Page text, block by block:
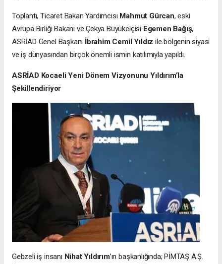
Toplantı, Ticaret Bakan Yardımcısı Mahmut Gürcan, eski
Avrupa Birliği Bakanı ve Çekya Büyükelçisi Egemen Bağış,
ASRİAD Genel Başkanı İbrahim Cemil Yıldız ile bölgenin siyasi
ve iş dünyasından birçok önemli ismin katılımıyla yapıldı.
ASRİAD Kocaeli Yeni Dönem Vizyonunu Yıldırım’la
Şekillendiriyor
Gebzeli iş insanı Nihat Yıldırım’ın başkanlığında; PİMTAŞ A.Ş.